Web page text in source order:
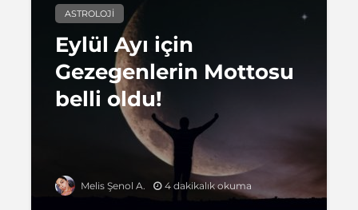
ASTROLOJI
Eylül Ayı için
Gezegenlerin Mottosu
belli oldu!
Melis Şenol A. 4 dakikalık okuma